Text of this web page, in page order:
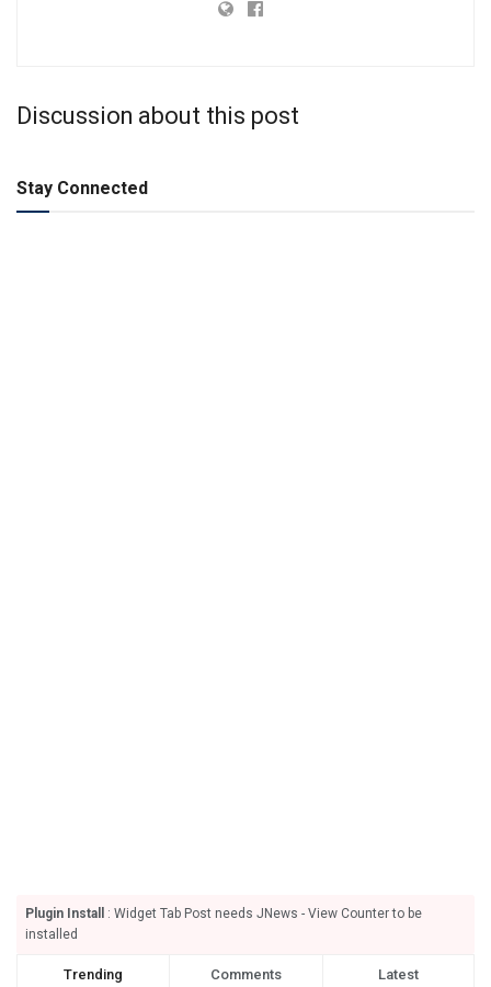
Discussion about this post
Stay Connected
Plugin Install
: Widget Tab Post needs JNews - View Counter to be
installed
Trending Comments Latest